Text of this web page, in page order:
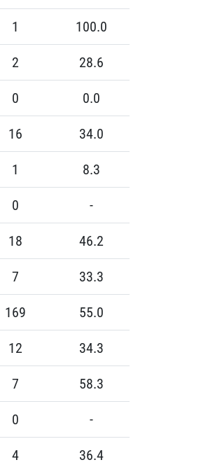
1 100.0
2 28.6
0 0.0
16 34.0
1 8.3
0 -
18 46.2
7 33.3
169 55.0
12 34.3
7 58.3
0 -
4 36.4